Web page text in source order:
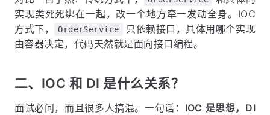
实现类死死绑在一起，改一个地方牵一发动全身。IOC
方式下，
OrderService
只依赖接口，具体用哪个实现
由容器决定，代码天然就是面向接口编程。
二、IOC 和 DI 是什么关系？
面试必问，而且很多人搞混。一句话： IOC 是思想，DI